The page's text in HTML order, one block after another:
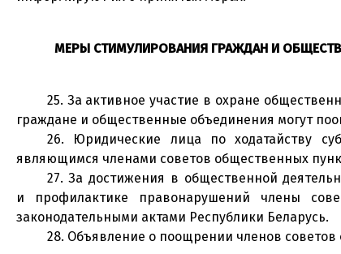
МЕРЫ СТИМУЛИРОВАНИЯ ГРАЖДАН И
25. За активное участие в охране
граждане и общественные объединения могут
26. Юридические лица по ходатайству
являющимся членами советов общественных
27. За достижения в общественной
и профилактике правонарушений члены
законодательными актами Республики Беларусь.
28. Объявление о поощрении членов советов